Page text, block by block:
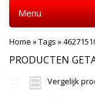
Menu
Home »Tags »
PRODUCTEN
Vergelijk